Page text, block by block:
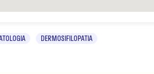
DERMOSIFILOPATIA